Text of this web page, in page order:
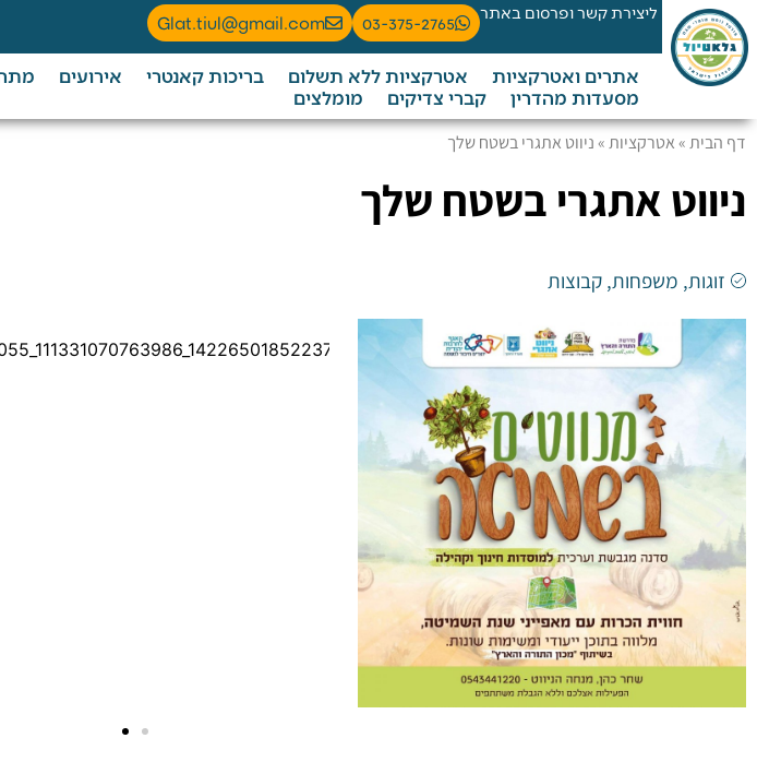
ליצירת קשר ופרסום באתר 03-375-2765
Glat.tiul@gmail.com
אתרים ואטרקציות אטרקציות ללא תשלום בריכות קאנטרי אירועים
מסעדות מהדרין
קברי צדיקים מומלצים
דף הבית»אטרקציות»ניווט אתגרי בשטח שלך
ניווט אתגרי בשטח שלך
זוגות, משפחות, קבוצות